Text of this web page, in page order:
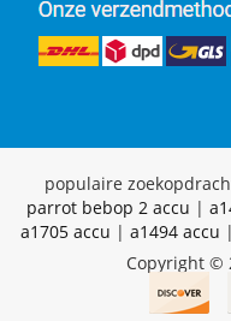
populaire
parrot bebop 2 accu |
a1705 accu | a1494 accu |
Copyright ©